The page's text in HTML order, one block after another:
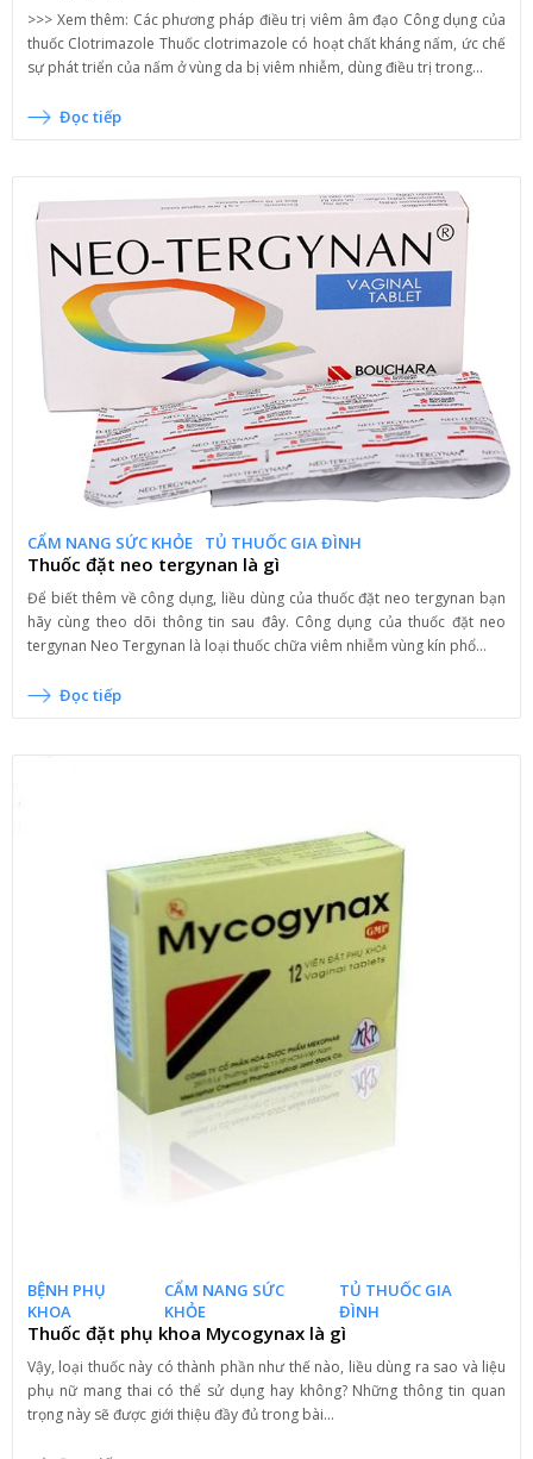
>>> Xem thêm: Các phương pháp điều trị viêm âm đạo Công dụng của
thuốc Clotrimazole Thuốc clotrimazole có hoạt chất kháng nấm, ức chế
sự phát triển của nấm ở vùng da bị viêm nhiễm, dùng điều trị trong...
Đọc tiếp
CẨM NANG SỨC KHỎE TỦ THUỐC GIA ĐÌNH
Thuốc đặt neo tergynan là gì
Để biết thêm về công dụng, liều dùng của thuốc đặt neo tergynan bạn
hãy cùng theo dõi thông tin sau đây. Công dụng của thuốc đặt neo
tergynan Neo Tergynan là loại thuốc chữa viêm nhiễm vùng kín phổ...
Đọc tiếp
BỆNH PHỤ
KHOA
CẨM NANG SỨC
KHỎE
TỦ THUỐC GIA
ĐÌNH
Thuốc đặt phụ khoa Mycogynax là gì
Vậy, loại thuốc này có thành phần như thế nào, liều dùng ra sao và liệu
phụ nữ mang thai có thể sử dụng hay không? Những thông tin quan
trọng này sẽ được giới thiệu đầy đủ trong bài...